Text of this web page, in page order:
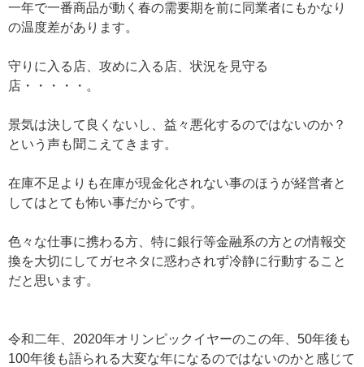
一年で一番商品が動く春の需要期を前に同業者にもかなり
の温度差があります。
守りに入る店、攻めに入る店、状況を見守る
店・・・・・。
景気は決して良くないし、益々悪化するのではないのか？
という声も聞こえてきます。
在庫不足よりも在庫が現金化されない事のほうが経営者と
してはとても怖い事だからです。
色々な仕事に携わる方、特に銀行等金融系の方との情報交
換を大切にしてガセネタに惑わされず冷静に行動すること
だと思います。
令和二年、2020年オリンピックイヤーのこの年、50年後も
100年後も語られる大変な年になるのではないのかと感じて